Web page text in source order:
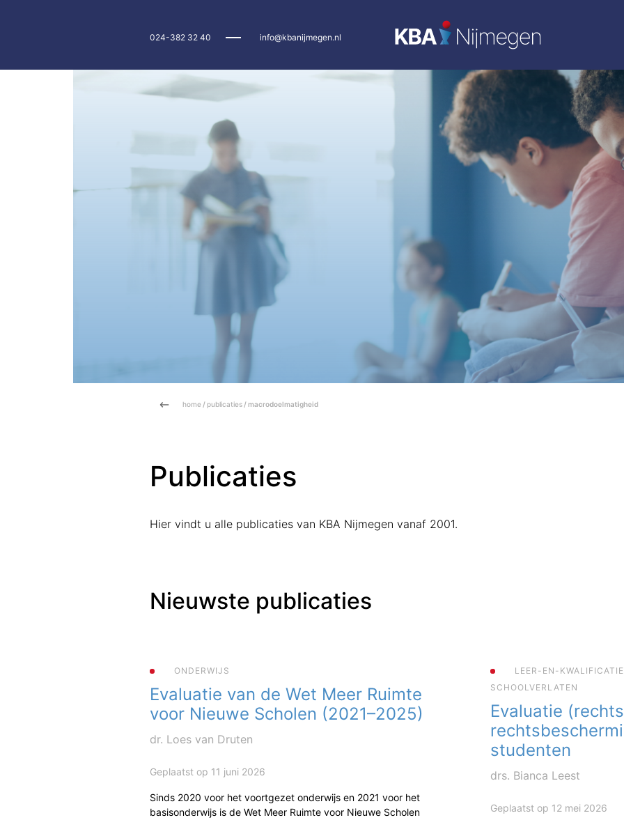
024-382 32 40 info@kbanijmegen.nl
home / publicaties/ macrodoelmatigheid
Publicaties
Hier vindt u alle publicaties van KBA Nijmegen vanaf 2001.
Nieuwste publicaties
ONDERWIJS
Evaluatie van de Wet Meer Ruimte
voor Nieuwe Scholen (2021–2025)
dr. Loes van Druten
Geplaatst op 11 juni 2026
Sinds 2020 voor het voortgezet onderwijs en 2021 voor het
basisonderwijs is de Wet Meer Ruimte voor Nieuwe Scholen
LEER-EN-
SCHOOLVERLATEN
Evaluatie
studenten
drs. Bianca Leest
Geplaatst op 12 mei 2026